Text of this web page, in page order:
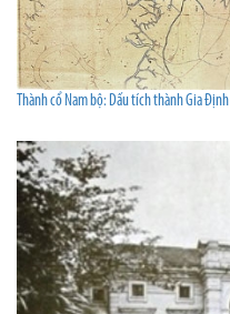
Thành cổ Nam bộ: Dấu tích thành Gia Định